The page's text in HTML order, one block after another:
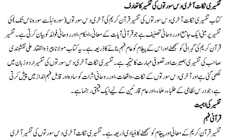
تفسیری نکات آخری دس سورتوں کی تفسیر کا تعارف
کتاب تفسیری نکات آخری دس سورتوں کی تفسیر قرآن کریم کی آخری دس سورتوں (سورہ نبأ سے سورہ ناس تک) کی
تفسیر پر مبنی ایک جامع اور روحانی تصنیف ہے جو قرآنی آیات کے معانی، احکام، اور روحانی فوائد کو بیان کرتی ہے۔ تفسیر
قرآن کریم کی گہرائی کو سمجھنے اور اس کے پیغام کو عام فہم بنانے کا ذریعہ ہے۔ یہ کتاب مولانا پیر ذوالفقار علی نقشبندی
صاحب کی تفسیری بصیرت اور تصوفی مہارت کا نتیجہ ہے۔ تفسیری نکات آخری دس سورتوں کی تفسیر اردو زبان میں
لکھی گئی ہے اور آخری دس سورتوں کے نکات، واقعات، اور روحانی اثرات کو سادہ اور قابل فہم انداز میں پیش کرتی
ہے، جو درس نظامی کے طلباء، علماء، اور عام قارئین کے لیے ایک قیمتی رہنما ہے۔
تفسیر کی اہمیت
قرآنی فہم
تفسیر قرآن کریم کے معانی اور پیغام کو سمجھنے کا بنیادی ذریعہ ہے۔ تفسیری نکات آخری دس سورتوں کی تفسیر آخری